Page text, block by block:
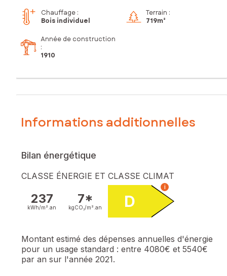
Chauffage :
Bois individuel
Terrain :
719m²
Année de construction
:
1910
Informations additionnelles
Bilan énergétique
CLASSE ÉNERGIE ET CLASSE CLIMAT
237
kWh/m². an
7*
kgCO₂/m². an D
i
Montant estimé des dépenses annuelles d'énergie
pour un usage standard : entre 4080€ et 5540€
par an sur l'année 2021.